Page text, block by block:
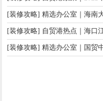
[装修攻略] 精选办公室｜海南
[装修攻略] 精选办公室｜国贸